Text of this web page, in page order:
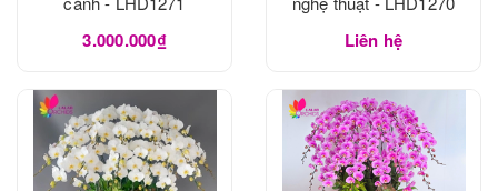
3.000.000₫ Liên hệ